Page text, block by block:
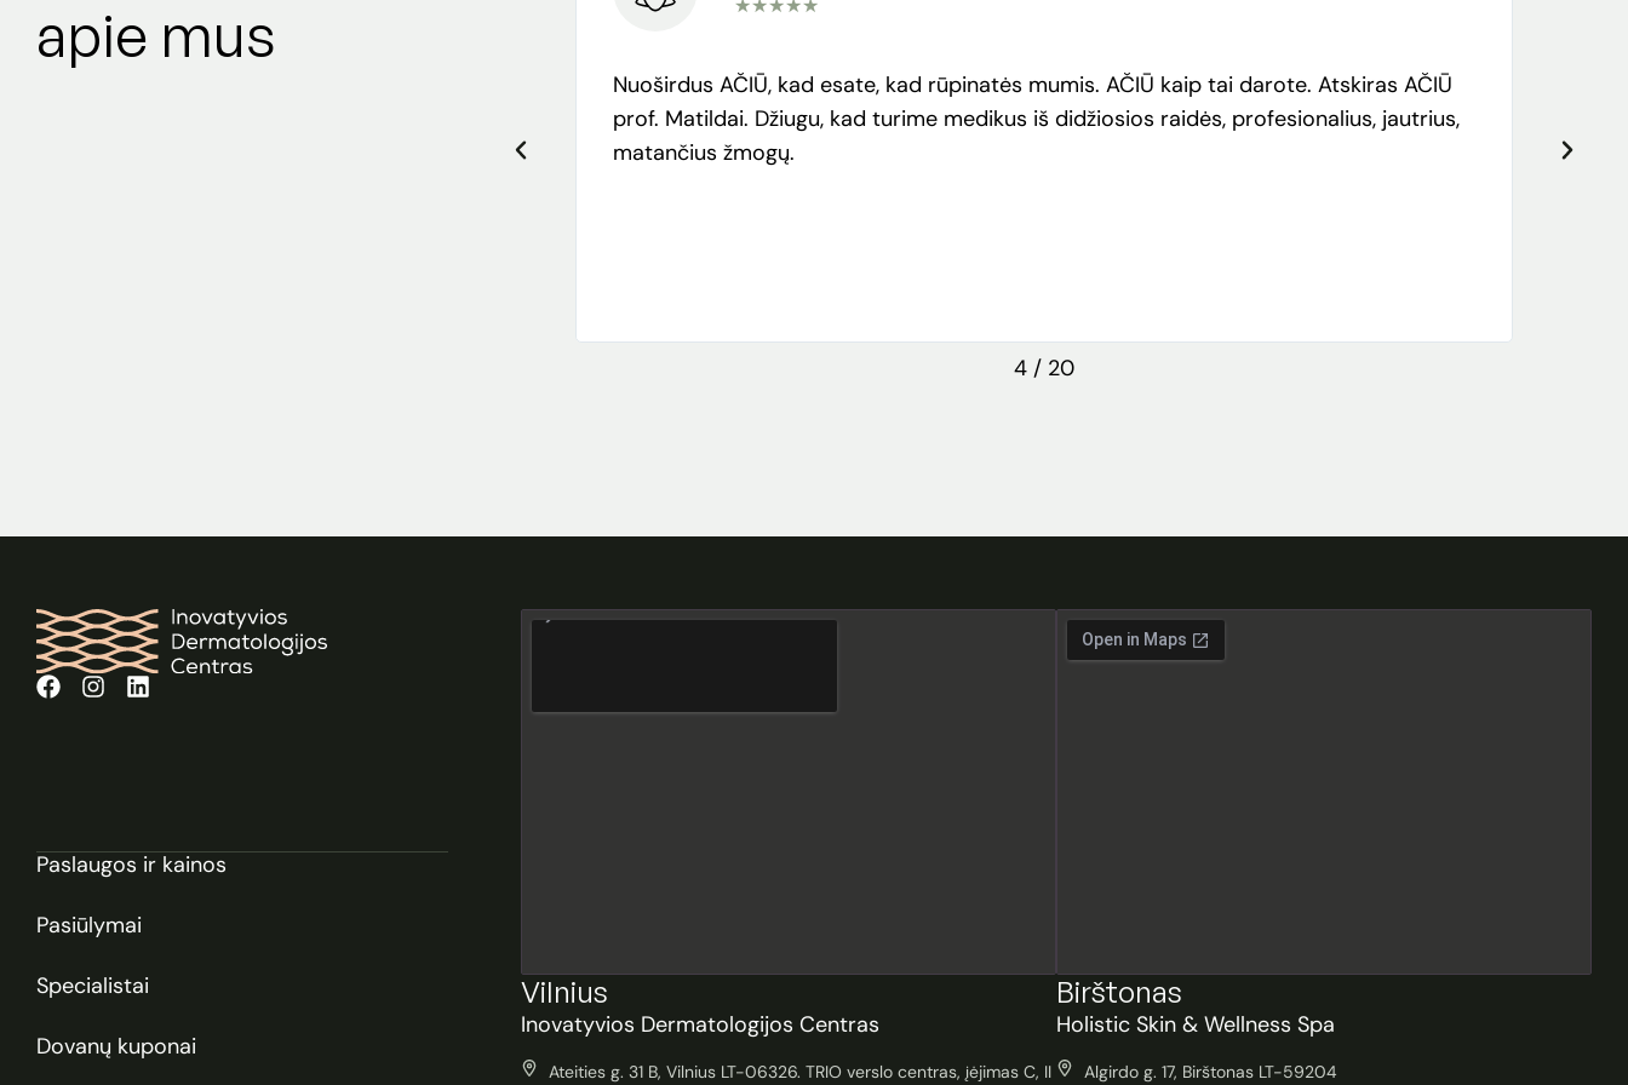
apie mus
★★★★★
Nuoširdus AČIŪ, kad esate, kad rūpinatės mumis. AČIŪ kaip tai darote. Atskiras AČIŪ
prof. Matildai. Džiugu, kad turime medikus iš didžiosios raidės, profesionalius, jautrius,
matančius žmogų.
met
4 / 20
Paslaugos ir kainos
Pasiūlymai
Specialistai
Dovanų kuponai
Vilnius
Inovatyvios Dermatologijos Centras
Ateities g. 31 B, Vilnius LT-06326. TRIO verslo centras, įėjimas C, II
Birštonas
Holistic Skin & Wellness Spa
Algirdo g. 17, Birštonas LT-59204